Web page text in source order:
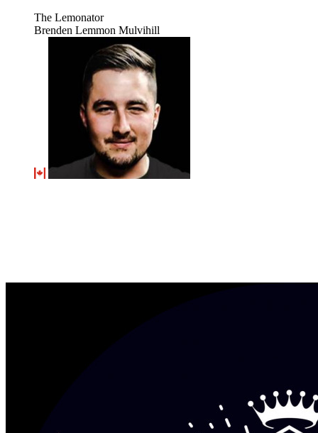
The Lemonator
Brenden Lemmon Mulvihill